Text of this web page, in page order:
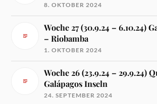
8. OKTOBER 2024
Woche 27 (30.9.24 – 6.10.24)
– Riobamba
1. OKTOBER 2024
Woche 26 (23.9.24 – 29.9.24)
Galápagos Inseln
24. SEPTEMBER 2024